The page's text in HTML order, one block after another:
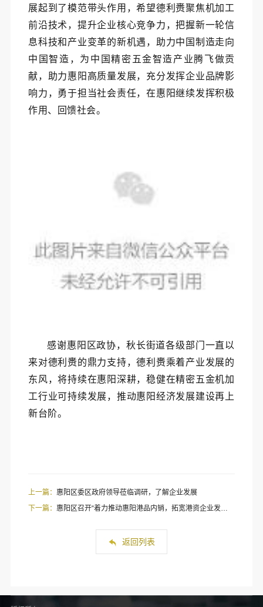
展起到了模范带头作用，希望德利赉聚焦机加工
前沿技术，提升企业核心竞争力，把握新一轮信
息科技和产业变革的新机遇，助力中国制造走向
中国智造，为中国精密五金智造产业腾飞做贡
献，助力惠阳高质量发展，充分发挥企业品牌影
响力，勇于担当社会责任，在惠阳继续发挥积极
作用、回馈社会。
感谢惠阳区政协，秋长街道各级部门一直以
来对德利赉的鼎力支持，德利赉乘着产业发展的
东风，将持续在惠阳深耕，稳健在精密五金机加
工行业可持续发展，推动惠阳经济发展建设再上
新台阶。
上一篇： 惠阳区委区政府领导莅临调研，了解企业发展
下一篇： 惠阳区召开“着力推动惠阳港品内销，拓宽港资企业发展空间”专题协商会
返回列表